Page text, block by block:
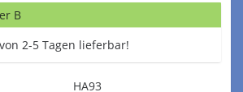
B
2-5 Tagen lieferbar!
HA93